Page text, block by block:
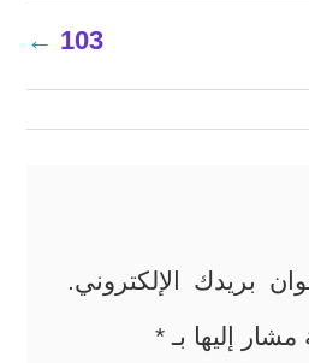
103
بريدك الإلكتروني.
مشار إليها بـ *